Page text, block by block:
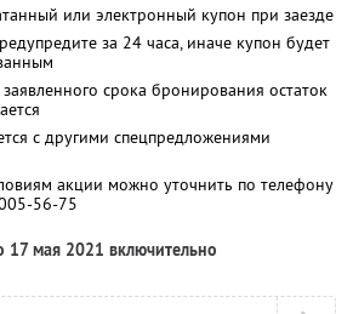
или электронный купон при заезде
за 24 часа, иначе купон будет
срока бронирования остаток
с другими спецпредложениями
акции можно уточнить по телефону
56-75
17 мая 2021 включительно